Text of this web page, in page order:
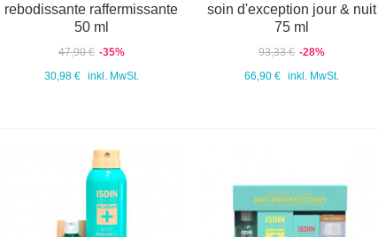
rebodissante raffermissante
50 ml
47,90 € -35%
30,98 € inkl. MwSt.
soin d'exception jour & nuit
75 ml
93,33 € -28%
66,90 €
inkl. MwSt.